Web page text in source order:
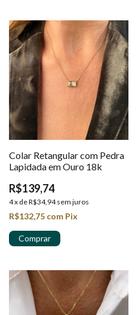
Colar Retangular com Pedra
Lapidada em Ouro 18k
R$139,74
4x deR$34,94 sem juros
R$132,75 com Pix